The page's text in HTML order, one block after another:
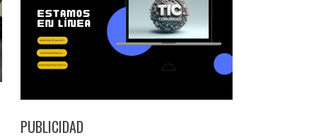
PUBLICIDAD